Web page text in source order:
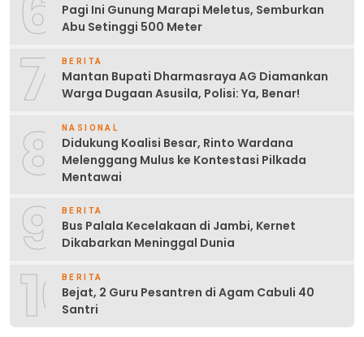
Pagi Ini Gunung Marapi Meletus, Semburkan
Abu Setinggi 500 Meter
7 BERITA
Mantan Bupati Dharmasraya AG Diamankan
Warga Dugaan Asusila, Polisi: Ya, Benar!
8 NASIONAL
Didukung Koalisi Besar, Rinto Wardana
Melenggang Mulus ke Kontestasi Pilkada
Mentawai
9 BERITA
Bus Palala Kecelakaan di Jambi, Kernet
Dikabarkan Meninggal Dunia
10BERITA
Bejat, 2 Guru Pesantren di Agam Cabuli 40
Santri